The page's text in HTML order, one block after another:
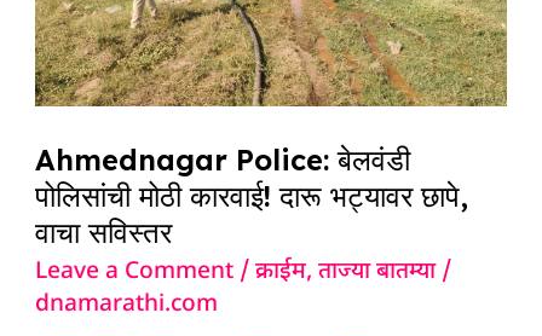
Ahmednagar Police: बेलवंडी
पोलिसांची मोठी कारवाई! दारू भट्यावर छापे,
वाचा सविस्तर
Leave a Comment /क्राईम,ताज्या बातम्या/
dnamarathi.com
भट्यावर
छापे,
वाचा
सविस्तर